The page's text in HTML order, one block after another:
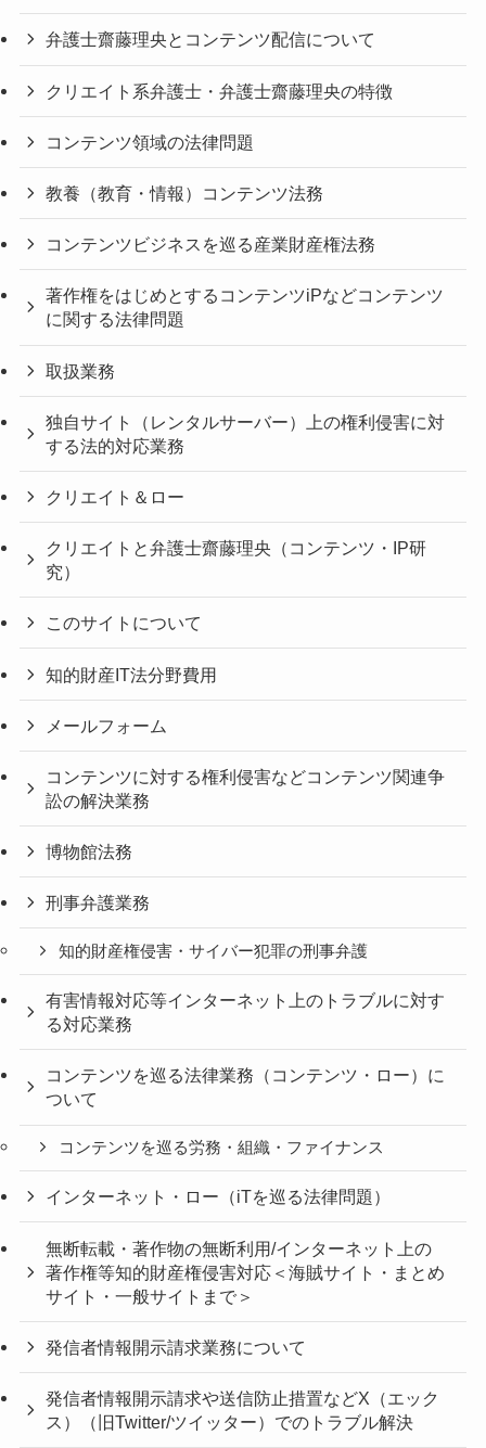
弁護士齋藤理央とコンテンツ配信について
クリエイト系弁護士・弁護士齋藤理央の特徴
コンテンツ領域の法律問題
教養（教育・情報）コンテンツ法務
コンテンツビジネスを巡る産業財産権法務
著作権をはじめとするコンテンツiPなどコンテンツ
に関する法律問題
取扱業務
独自サイト（レンタルサーバー）上の権利侵害に対
する法的対応業務
クリエイト＆ロー
クリエイトと弁護士齋藤理央（コンテンツ・IP研
究）
このサイトについて
知的財産IT法分野費用
メールフォーム
コンテンツに対する権利侵害などコンテンツ関連争
訟の解決業務
博物館法務
刑事弁護業務
知的財産権侵害・サイバー犯罪の刑事弁護
有害情報対応等インターネット上のトラブルに対す
る対応業務
コンテンツを巡る法律業務（コンテンツ・ロー）に
ついて
コンテンツを巡る労務・組織・ファイナンス
インターネット・ロー（iTを巡る法律問題）
無断転載・著作物の無断利用/インターネット上の
著作権等知的財産権侵害対応＜海賊サイト・まとめ
サイト・一般サイトまで＞
発信者情報開示請求業務について
発信者情報開示請求や送信防止措置などX（エック
ス）（旧Twitter/ツイッター）でのトラブル解決